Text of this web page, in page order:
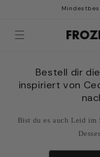
Bestell dir
inspiriert von
Bist du es auch Leid im